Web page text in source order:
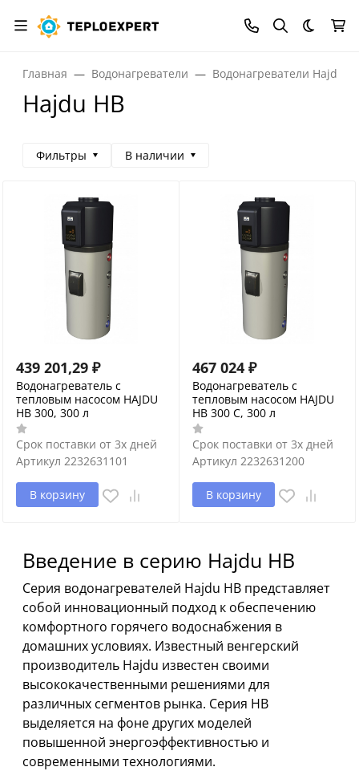
Темная
Главная Водонагреватели Водонагреватели Hajdu
Hajdu HB
Фильтры В наличии
439 201,29 ₽
Водонагреватель с
тепловым насосом HAJDU
HB 300, 300 л
Срок поставки от 3х дней
Артикул 2232631101
В корзину
467 024 ₽
Водонагреватель с
тепловым насосом HAJDU
HB 300 C, 300 л
Срок поставки от 3х дней
Артикул 2232631200
В корзину
Введение в серию Hajdu HB
Серия водонагревателей Hajdu HB представляет
собой инновационный подход к обеспечению
комфортного горячего водоснабжения в
домашних условиях. Известный венгерский
производитель Hajdu известен своими
высококачественными решениями для
различных сегментов рынка. Серия HB
выделяется на фоне других моделей
повышенной энергоэффективностью и
современными технологиями.